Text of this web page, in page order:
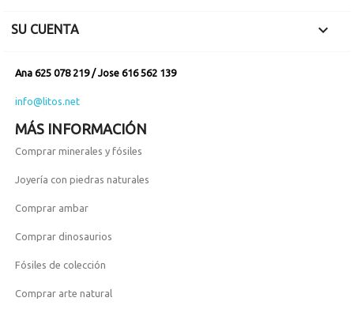
SU CUENTA 
Ana 625 078 219 / Jose 616 562 139
info@litos.net
MÁS INFORMACIÓN
Comprar minerales y fósiles
Joyería con piedras naturales
Comprar ambar
Comprar dinosaurios
Fósiles de colección
Comprar arte natural